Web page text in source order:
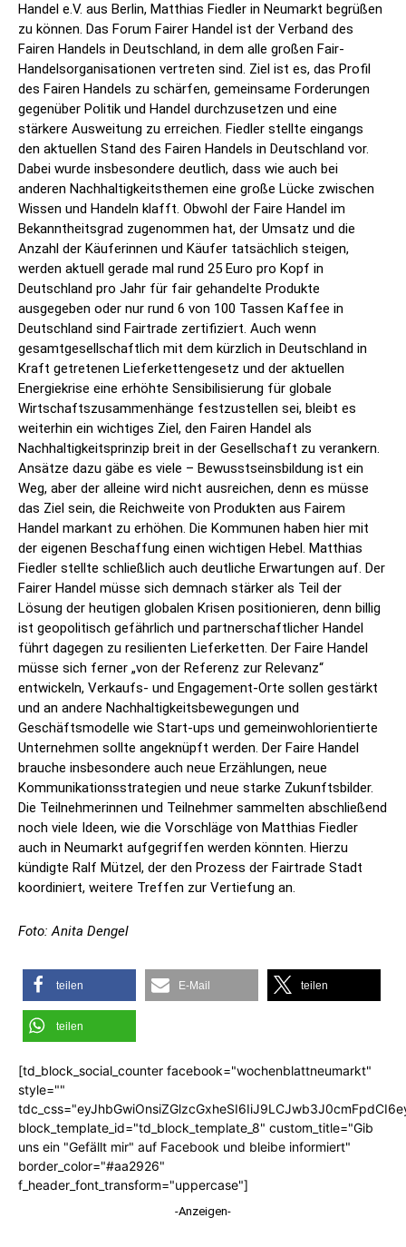
Handel e.V. aus Berlin, Matthias Fiedler in Neumarkt begrüßen
zu können. Das Forum Fairer Handel ist der Verband des
Fairen Handels in Deutschland, in dem alle großen Fair-
Handelsorganisationen vertreten sind. Ziel ist es, das Profil
des Fairen Handels zu schärfen, gemeinsame Forderungen
gegenüber Politik und Handel durchzusetzen und eine
stärkere Ausweitung zu erreichen. Fiedler stellte eingangs
den aktuellen Stand des Fairen Handels in Deutschland vor.
Dabei wurde insbesondere deutlich, dass wie auch bei
anderen Nachhaltigkeitsthemen eine große Lücke zwischen
Wissen und Handeln klafft. Obwohl der Faire Handel im
Bekanntheitsgrad zugenommen hat, der Umsatz und die
Anzahl der Käuferinnen und Käufer tatsächlich steigen,
werden aktuell gerade mal rund 25 Euro pro Kopf in
Deutschland pro Jahr für fair gehandelte Produkte
ausgegeben oder nur rund 6 von 100 Tassen Kaffee in
Deutschland sind Fairtrade zertifiziert. Auch wenn
gesamtgesellschaftlich mit dem kürzlich in Deutschland in
Kraft getretenen Lieferkettengesetz und der aktuellen
Energiekrise eine erhöhte Sensibilisierung für globale
Wirtschaftszusammenhänge festzustellen sei, bleibt es
weiterhin ein wichtiges Ziel, den Fairen Handel als
Nachhaltigkeitsprinzip breit in der Gesellschaft zu verankern.
Ansätze dazu gäbe es viele – Bewusstseinsbildung ist ein
Weg, aber der alleine wird nicht ausreichen, denn es müsse
das Ziel sein, die Reichweite von Produkten aus Fairem
Handel markant zu erhöhen. Die Kommunen haben hier mit
der eigenen Beschaffung einen wichtigen Hebel. Matthias
Fiedler stellte schließlich auch deutliche Erwartungen auf. Der
Fairer Handel müsse sich demnach stärker als Teil der
Lösung der heutigen globalen Krisen positionieren, denn billig
ist geopolitisch gefährlich und partnerschaftlicher Handel
führt dagegen zu resilienten Lieferketten. Der Faire Handel
müsse sich ferner „von der Referenz zur Relevanz“
entwickeln, Verkaufs- und Engagement-Orte sollen gestärkt
und an andere Nachhaltigkeitsbewegungen und
Geschäftsmodelle wie Start-ups und gemeinwohlorientierte
Unternehmen sollte angeknüpft werden. Der Faire Handel
brauche insbesondere auch neue Erzählungen, neue
Kommunikationsstrategien und neue starke Zukunftsbilder.
Die Teilnehmerinnen und Teilnehmer sammelten abschließend
noch viele Ideen, wie die Vorschläge von Matthias Fiedler
auch in Neumarkt aufgegriffen werden könnten. Hierzu
kündigte Ralf Mützel, der den Prozess der Fairtrade Stadt
koordiniert, weitere Treffen zur Vertiefung an.
Foto: Anita Dengel
teilen E-Mail teilen
teilen
[td_block_social_counter facebook="wochenblattneumarkt"
style=""
block_template_id="td_block_template_8" custom_title="Gib
uns ein "Gefällt mir" auf Facebook und bleibe informiert"
border_color="#aa2926"
f_header_font_transform="uppercase"]
-Anzeigen-